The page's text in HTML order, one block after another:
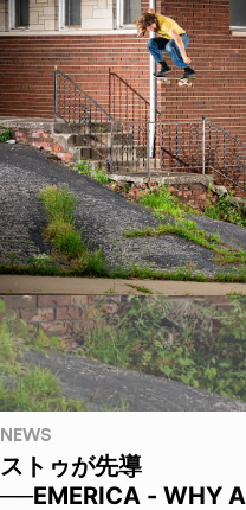
NEWS
ストゥが先導
──EMERICA - WHY